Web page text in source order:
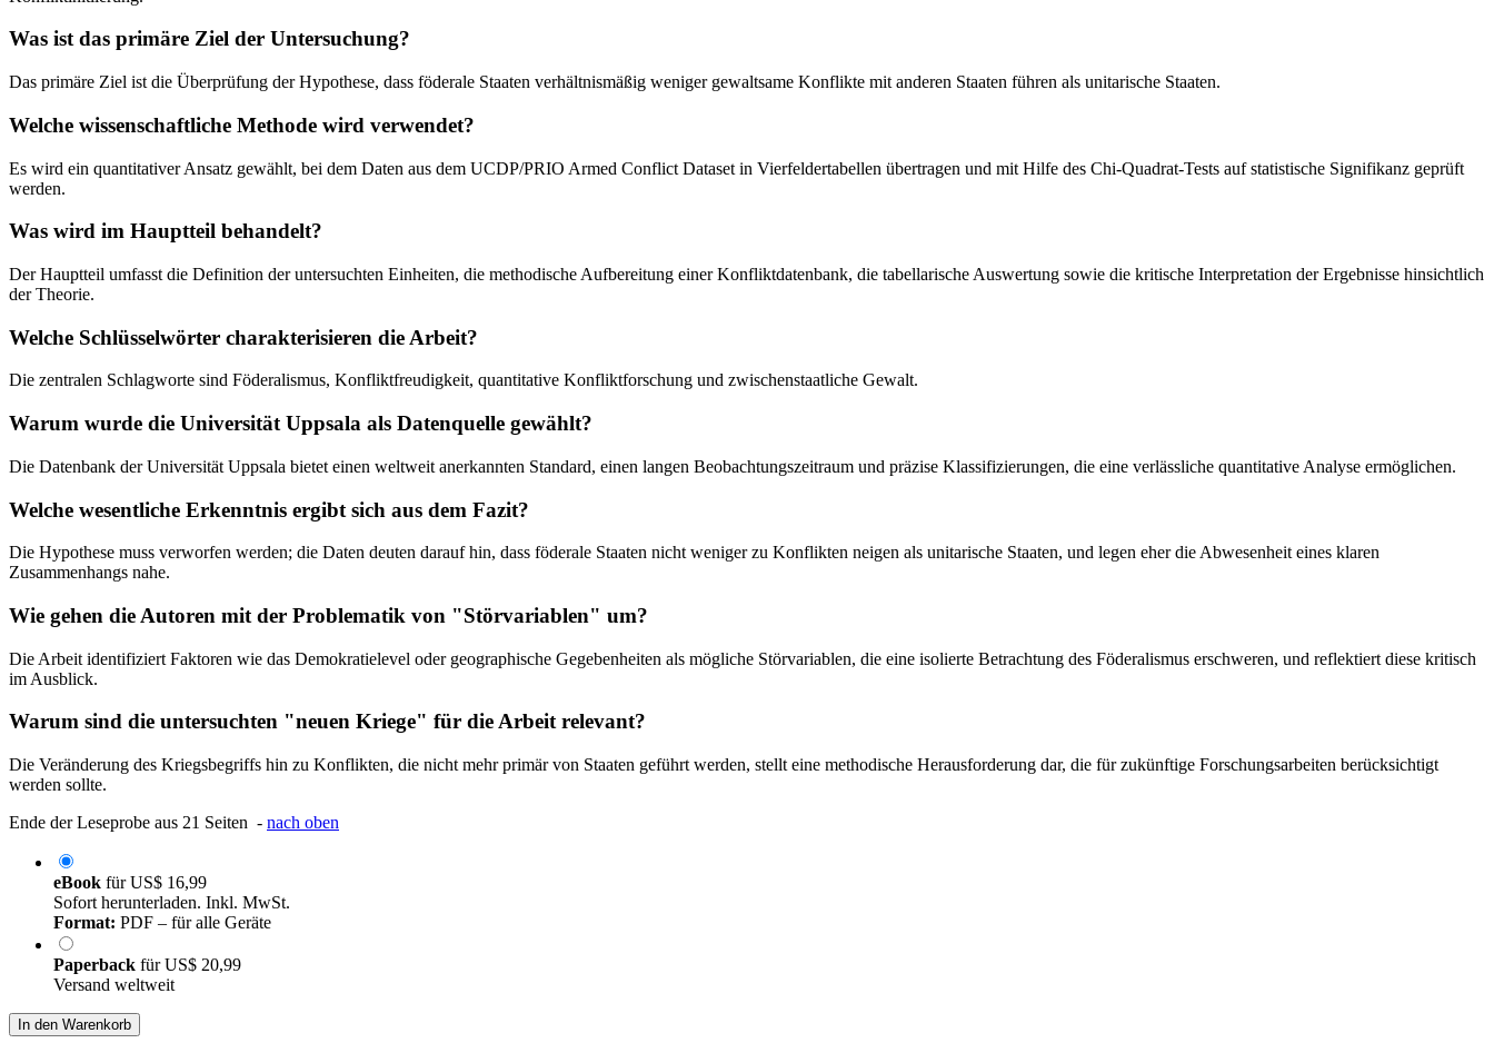
Was ist das primäre Ziel der Untersuchung?
Das primäre Ziel ist die Überprüfung der Hypothese, dass föderale Staaten verhältnismäßig weniger gewaltsame Konflikte mit anderen Staaten führen als unitarische Staaten.
Welche wissenschaftliche Methode wird verwendet?
Es wird ein quantitativer Ansatz gewählt, bei dem Daten aus dem UCDP/PRIO Armed Conflict Dataset in Vierfeldertabellen übertragen und mit Hilfe des Chi-Quadrat-Tests auf statistische Signifikanz geprüft
werden.
Was wird im Hauptteil behandelt?
Der Hauptteil umfasst die Definition der untersuchten Einheiten, die methodische Aufbereitung einer Konfliktdatenbank, die tabellarische Auswertung sowie die kritische Interpretation der Ergebnisse hinsichtlich
der Theorie.
Welche Schlüsselwörter charakterisieren die Arbeit?
Die zentralen Schlagworte sind Föderalismus, Konfliktfreudigkeit, quantitative Konfliktforschung und zwischenstaatliche Gewalt.
Warum wurde die Universität Uppsala als Datenquelle gewählt?
Die Datenbank der Universität Uppsala bietet einen weltweit anerkannten Standard, einen langen Beobachtungszeitraum und präzise Klassifizierungen, die eine verlässliche quantitative Analyse ermöglichen.
Welche wesentliche Erkenntnis ergibt sich aus dem Fazit?
Die Hypothese muss verworfen werden; die Daten deuten darauf hin, dass föderale Staaten nicht weniger zu Konflikten neigen als unitarische Staaten, und legen eher die Abwesenheit eines klaren
Zusammenhangs nahe.
Wie gehen die Autoren mit der Problematik von "Störvariablen" um?
Die Arbeit identifiziert Faktoren wie das Demokratielevel oder geographische Gegebenheiten als mögliche Störvariablen, die eine isolierte Betrachtung des Föderalismus erschweren, und reflektiert diese kritisch
im Ausblick.
Warum sind die untersuchten "neuen Kriege" für die Arbeit relevant?
Die Veränderung des Kriegsbegriffs hin zu Konflikten, die nicht mehr primär von Staaten geführt werden, stellt eine methodische Herausforderung dar, die für zukünftige Forschungsarbeiten berücksichtigt
werden sollte.
Ende der Leseprobe aus 21 Seiten - nach oben
eBook fürUS$ 16,99
Sofort herunterladen. Inkl. MwSt.
Format: PDF – für alle Geräte
Paperback fürUS$ 20,99
Versand weltweit
In den Warenkorb